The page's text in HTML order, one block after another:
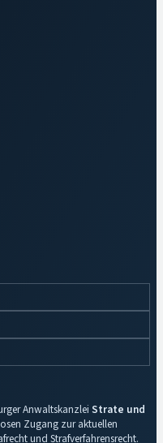
Anwaltskanzlei Strate und
Zugang zur aktuellen
und Strafverfahrensrecht.